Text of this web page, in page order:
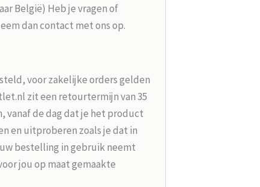
België) Heb je vragen of
dan contact met ons op.
voor zakelijke orders gelden
zit een retourtermijn van 35
vanaf de dag dat je het product
en uitproberen zoals je dat in
bestelling in gebruik neemt
jou op maat gemaakte